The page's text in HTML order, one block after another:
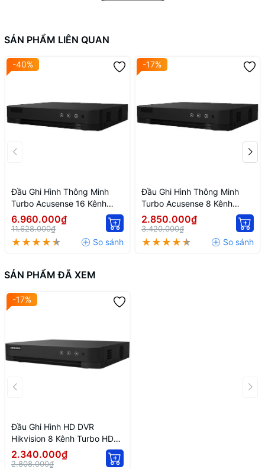
Phân biệt người và phương tiện
SẢN PHẨM LIÊN QUAN
-40%
Đầu Ghi Hình Thông Minh
Turbo Acusense 16 Kênh
Hikvision IDS-7216HQHI-
M1/FA
6.960.000₫
11.628.000₫
-17%
Đầu Ghi Hình Thông Minh
Turbo Acusense 8 Kênh
Hikvision IDS-7208HQHI-
M1/FA
2.850.000₫
3.420.000₫
SẢN PHẨM ĐÃ XEM
-17%
Đầu Ghi Hình HD DVR
Hikvision 8 Kênh Turbo HD
5.0 DS-7208HGHI-M1
2.340.000₫
2.808.000₫